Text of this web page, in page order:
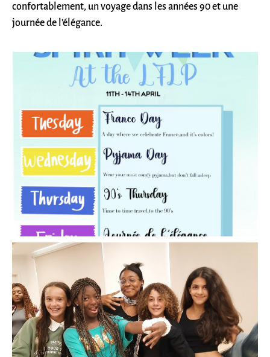
confortablement, un voyage dans les années 90 et une
journée de l’élégance.